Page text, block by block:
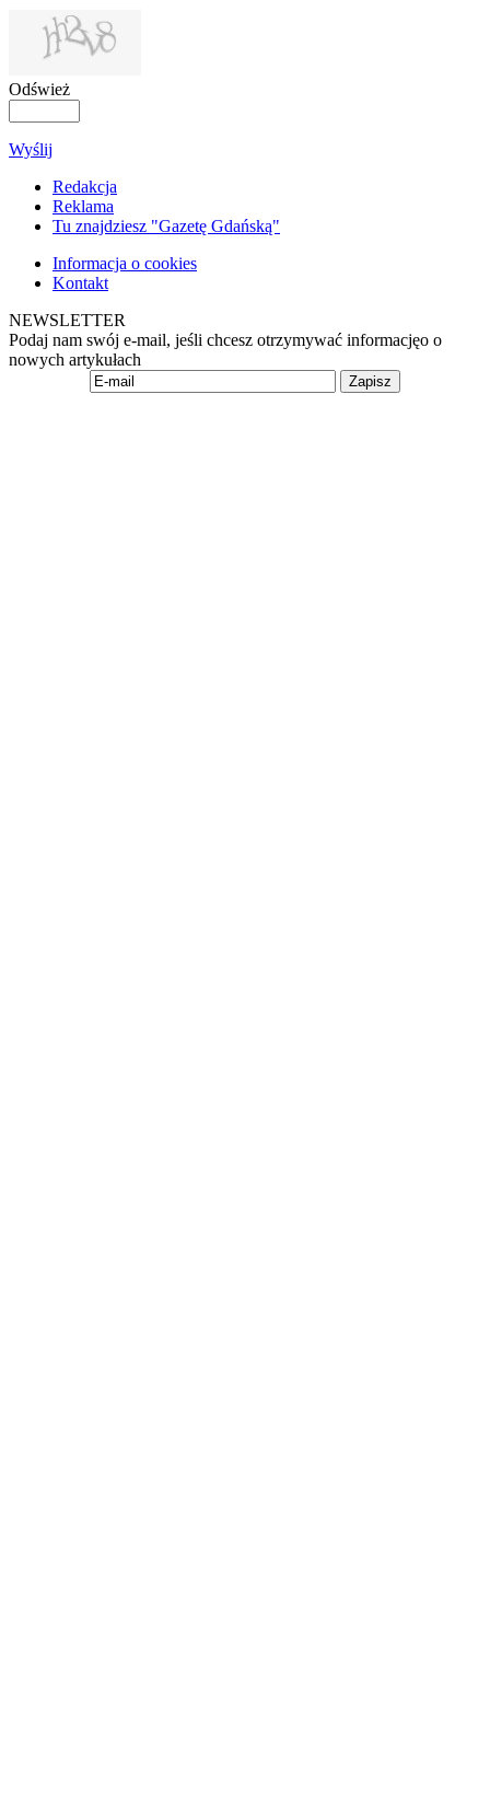
Odśwież
Wyślij
Redakcja
Reklama
Tu znajdziesz "Gazetę Gdańską"
Informacja o cookies
Kontakt
NEWSLETTER
Podaj nam swój e-mail, jeśli chcesz otrzymywać informacjęo o
nowych artykułach
Zapisz